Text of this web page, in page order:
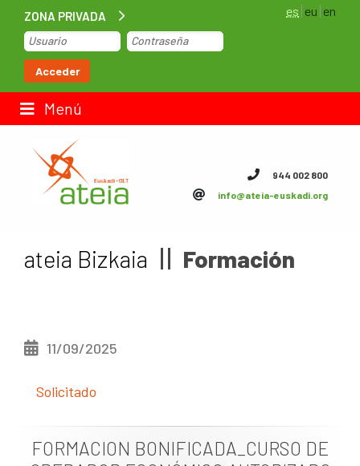
ZONA PRIVADA
Acceder
es eu en
Menú
Inicio
Bolsa de trabajo
Contacto
944 002 800
info@ateia-euskadi.org
ateia Bizkaia Formación
11/09/2025
Solicitado
FORMACION BONIFICADA_CURSO DE